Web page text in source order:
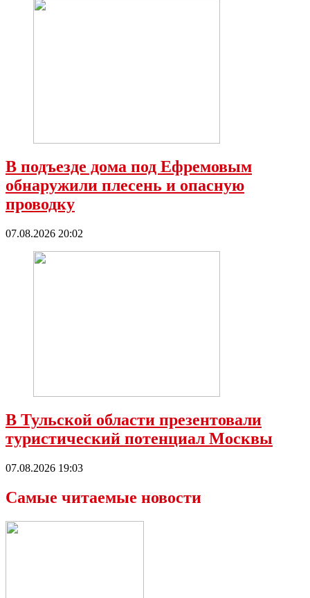
В подъезде дома под Ефремовым
обнаружили плесень и опасную
проводку
07.08.2026 20:02
В Тульской области презентовали
туристический потенциал Москвы
07.08.2026 19:03
Самые читаемые новости